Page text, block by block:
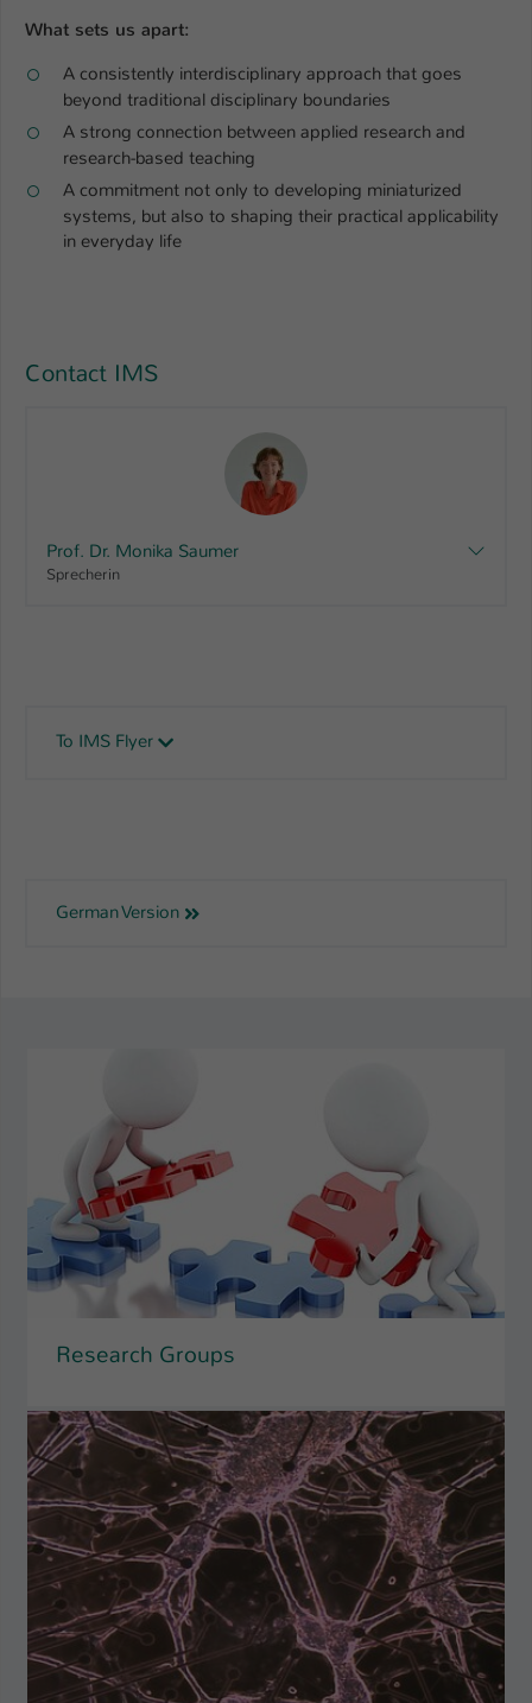
What sets us apart:
A consistently interdisciplinary approach that goes
beyond traditional disciplinary boundaries
A strong connection between applied research and
research-based teaching
A commitment not only to developing miniaturized
systems, but also to shaping their practical applicability
in everyday life
Contact IMS
Prof. Dr. Monika Saumer
Sprecherin
To IMS Flyer
German Version
Research Groups